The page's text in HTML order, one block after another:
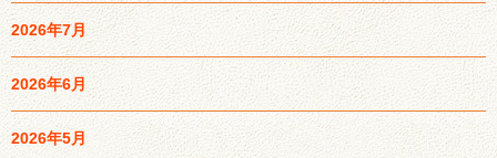
2026年7月
2026年6月
2026年5月